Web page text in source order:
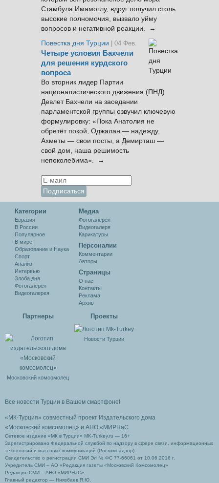
Стамбула Имамоглу, вдруг получил столь
высокие полномочия, вызвало уйму
вопросов и негативной реакции. →
Повестка дня Турции
| 04 Фев.
Четыре условия Бахчели
для решения курдского
вопроса
Во вторник лидер Партии
националистического движения (ПНД)
Девлет Бахчели на заседании
парламентской группы озвучил ключевую
формулировку: «Пока Анатолия не
обретёт покой, Оджалан — надежду,
Ахметы — свои посты, а Демирташ —
свой дом, наша решимость
непоколебима». →
Категории
Евразия
В России
Популярное
В мире
Образование и Наука
Спорт
Анализ
Интервью
Злоба дня
Фотогалерея
Видеогалерея
Медиа
Фотогалерея
Видеогалеря
Карикатуры
Персоналии
Комментарии
Авторы
Cтраницы
О нас
Контакты
Реклама
Архив
Партнеры
Московский комсомолец
Проекты
Новости Турции
Все новости Турции в Вашем смартфоне!
«МК-Турция» совместный проект Издательского дома
«Московский комсомолец» и АНО «МИРНаС
Сетевое издание «МК в Турции» MK-Turkey.ru — 16+
Зарегистрировано Федеральной службой по надзору в сфере связи, информационных
технологий и массовых коммуникаций (Роскомнадзор).
Свидетельство о регистрации СМИ Эл № ФС 77-66061 от 10.06.2016 г.
Учредитель СМИ – АО «Редакция газеты «Московский Комсомолец»
Редакция СМИ – АНО «МИРНаС»
Главный редактор — Ниязбаев Я.Ю.